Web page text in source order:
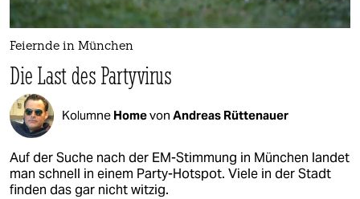
Feiernde in München
Die Last des Partyvirus
Kolumne Homevon Andreas Rüttenauer
Auf der Suche nach der EM-Stimmung in München landet
man schnell in einem Party-Hotspot. Viele in der Stadt
finden das gar nicht witzig.